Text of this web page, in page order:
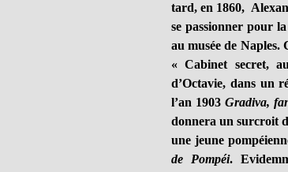
tard, en 1860,
se passionner pour
au musée de Naples.
« Cabinet secret,
d’Octavie, dans un
l’an 1903 Gradiva,
donnera un surcroit
une jeune
de Pompéi.